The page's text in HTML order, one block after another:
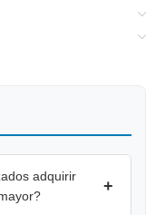
adquirir
+